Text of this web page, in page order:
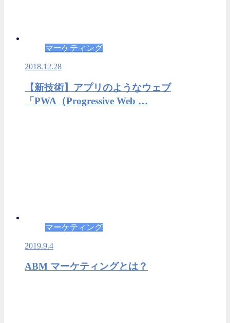
マーケティング
2018.12.28
【新技術】アプリのようなウェブ
「PWA（Progressive Web …
マーケティング
2019.9.4
ABM マーケティングとは？